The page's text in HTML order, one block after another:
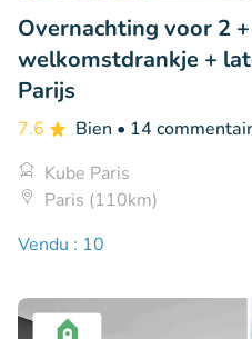
Overnachting voor 2
welkomstdrankje +
Parijs
7.6 Bien • 14
Kube Paris
Paris (110km)
Vendu : 10